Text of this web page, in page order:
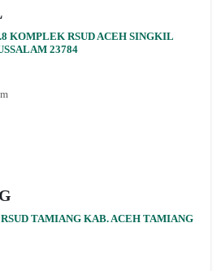
KOMPLEK RSUD ACEH SINGKIL
23784
TAMIANG KAB. ACEH TAMIANG